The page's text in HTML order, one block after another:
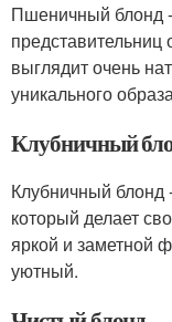
Пшеничный блонд
представительниц
выглядит очень
уникального
Клубничный
Клубничный блонд
который делает
яркой и заметной
уютный.